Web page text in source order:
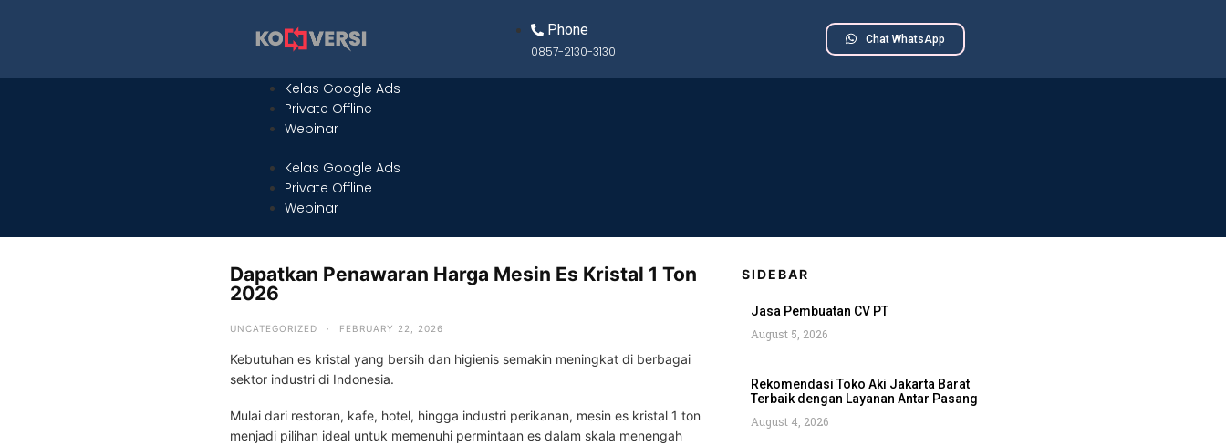
Phone
0857-2130-3130
Chat WhatsApp
Kelas Google Ads
Private Offline
Webinar
Kelas Google Ads
Private Offline
Webinar
Dapatkan Penawaran Harga Mesin Es Kristal 1 Ton
2026
UNCATEGORIZED · FEBRUARY 22, 2026
Kebutuhan es kristal yang bersih dan higienis semakin meningkat di berbagai
sektor industri di Indonesia.
Mulai dari restoran, kafe, hotel, hingga industri perikanan, mesin es kristal 1 ton
menjadi pilihan ideal untuk memenuhi permintaan es dalam skala menengah
SIDEBAR
Jasa Pembuatan CV PT
August 5, 2026
Rekomendasi Toko Aki Jakarta Barat
Terbaik dengan Layanan Antar Pasang
August 4, 2026